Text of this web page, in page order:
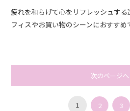
疲れを和らげて心をリフレッシュす
フィスやお買い物のシーンにおすすめ
次のページへ
1 2 3